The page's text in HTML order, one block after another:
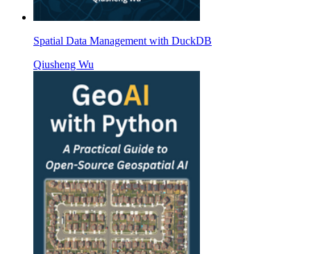
Spatial Data Management with DuckDB
Qiusheng Wu